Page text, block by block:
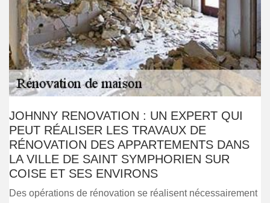
JOHNNY RENOVATION : UN EXPERT QUI
PEUT RÉALISER LES TRAVAUX DE
RÉNOVATION DES APPARTEMENTS DANS
LA VILLE DE SAINT SYMPHORIEN SUR
COISE ET SES ENVIRONS
Des opérations de rénovation se réalisent nécessairement